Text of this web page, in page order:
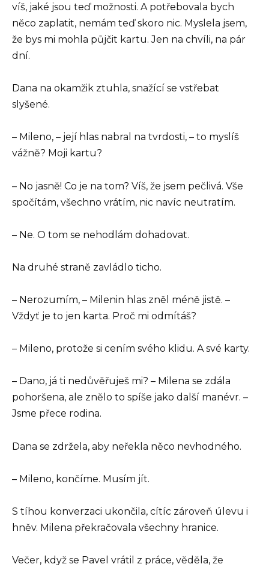
víš, jaké jsou teď možnosti. A potřebovala bych
něco zaplatit, nemám teď skoro nic. Myslela jsem,
že bys mi mohla půjčit kartu. Jen na chvíli, na pár
dní.
Dana na okamžik ztuhla, snažící se vstřebat
slyšené.
– Mileno, – její hlas nabral na tvrdosti, – to myslíš
vážně? Moji kartu?
– No jasně! Co je na tom? Víš, že jsem pečlivá. Vše
spočítám, všechno vrátím, nic navíc neutratím.
– Ne. O tom se nehodlám dohadovat.
Na druhé straně zavládlo ticho.
– Nerozumím, – Milenin hlas zněl méně jistě. –
Vždyť je to jen karta. Proč mi odmítáš?
– Mileno, protože si cením svého klidu. A své karty.
– Dano, já ti nedůvěřuješ mi? – Milena se zdála
pohoršena, ale znělo to spíše jako další manévr. –
Jsme přece rodina.
Dana se zdržela, aby neřekla něco nevhodného.
– Mileno, končíme. Musím jít.
S tíhou konverzaci ukončila, cítíc zároveň úlevu i
hněv. Milena překračovala všechny hranice.
Večer, když se Pavel vrátil z práce, věděla, že